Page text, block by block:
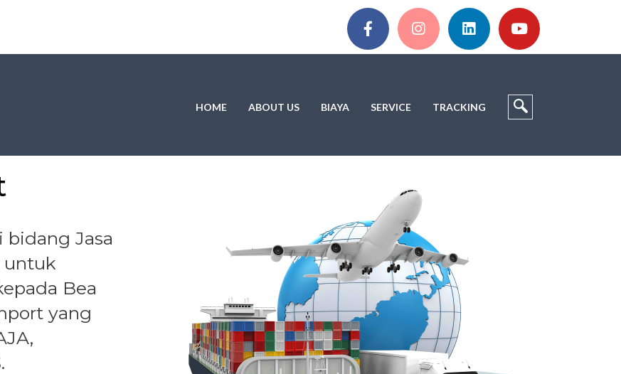
HOME ABOUT US BIAYA SERVICE TRACKING
Jasa
untuk
Bea
yang